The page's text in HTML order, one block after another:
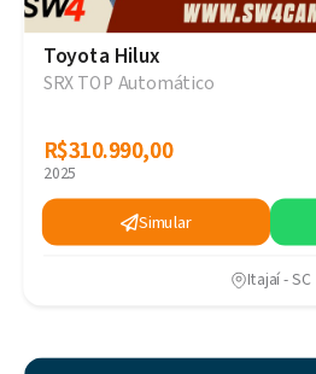
Toyota Hilux
SRX TOP Automático
R$310.990,00
R$310.990,00
2025
Simular
Itajaí - SC